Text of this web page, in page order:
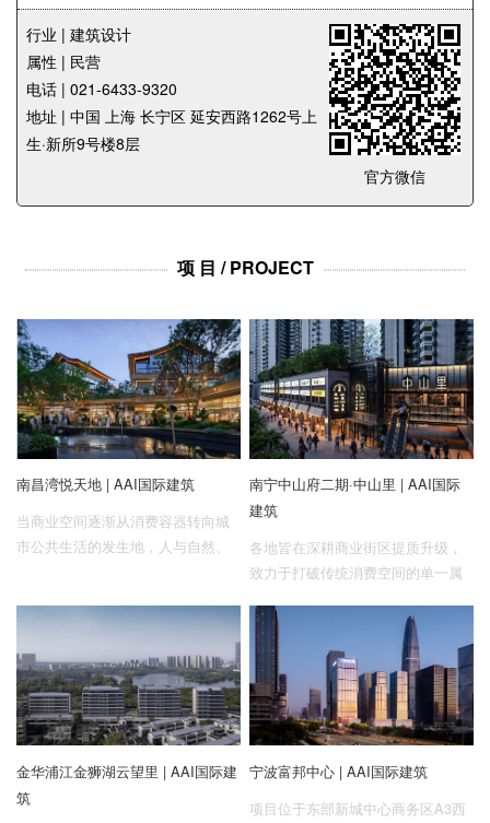
关于我们
联系我们
官方微信
行业 | 建筑设计
属性 | 民营
电话 | 021-6433-9320
地址 | 中国 上海 长宁区 延安西路1262号上
生·新所9号楼8层
项 目 / PROJECT
南昌湾悦天地 | AAI国际建筑
当商业空间逐渐从消费容器转向城
市公共生活的发生地，人与自然、
南宁中山府二期·中山里 | AAI国际
建筑
各地皆在深耕商业街区提质升级，
致力于打破传统消费空间的单一属
文化、沉浸式体验、艺术性场景的
公共场域，构筑更多可供市民驻足
停留、交往互动、情感共鸣的社交
留白空间。
金华浦江金狮湖云望里 | AAI国际建
筑
宁波富邦中心 | AAI国际建筑
项目位于东部新城中心商务区A3西